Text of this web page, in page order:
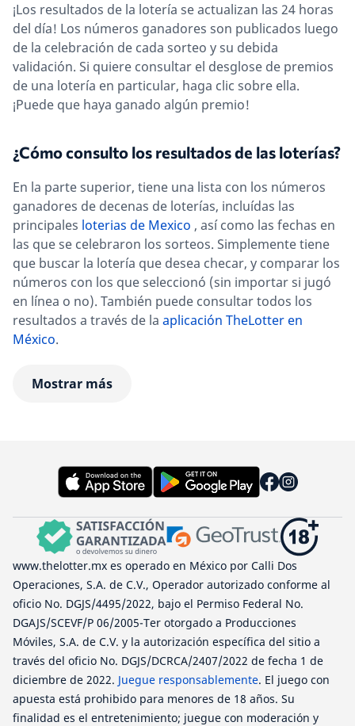
¡Los resultados de la lotería se actualizan las 24 horas
del día! Los números ganadores son publicados luego
de la celebración de cada sorteo y su debida
validación. Si quiere consultar el desglose de premios
de una lotería en particular, haga clic sobre ella.
¡Puede que haya ganado algún premio!
¿Cómo consulto los resultados de las loterías?
En la parte superior, tiene una lista con los números
ganadores de decenas de loterías, incluídas las
principales loterias de Mexico , así como las fechas en
las que se celebraron los sorteos. Simplemente tiene
que buscar la lotería que desea checar, y comparar los
números con los que seleccionó (sin importar si jugó
en línea o no). También puede consultar todos los
resultados a través de la aplicación TheLotter en
México.
Mostrar más
www.thelotter.mx es operado en México por Calli Dos
Operaciones, S.A. de C.V., Operador autorizado conforme al
oficio No. DGJS/4495/2022, bajo el Permiso Federal No.
DGAJS/SCEVF/P 06/2005-Ter otorgado a Producciones
Móviles, S.A. de C.V. y la autorización específica del sitio a
través del oficio No. DGJS/DCRCA/2407/2022 de fecha 1 de
diciembre de 2022. Juegue responsablemente. El juego con
apuesta está prohibido para menores de 18 años. Su
finalidad es el entretenimiento; juegue con moderación y